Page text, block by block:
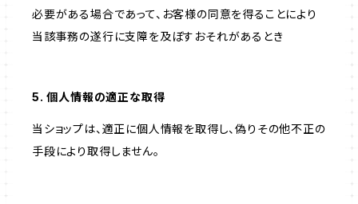
必要がある場合であって、お客様の同意を得ることにより
当該事務の遂行に支障を及ぼすおそれがあるとき
5. 個人情報の適正な取得
当ショップは、適正に個人情報を取得し、偽りその他不正の
手段により取得しません。